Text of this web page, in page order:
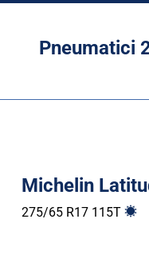
Pneumatici
Michelin
275/65 R17 115T